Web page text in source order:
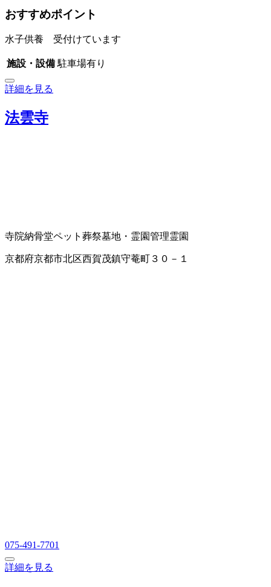
おすすめポイント
水子供養 受付けています
施設・設備 駐車場有り
詳細を見る
法雲寺
寺院納骨堂ペット葬祭墓地・霊園管理霊園
京都府京都市北区西賀茂鎮守菴町３０－１
075-491-7701
詳細を見る